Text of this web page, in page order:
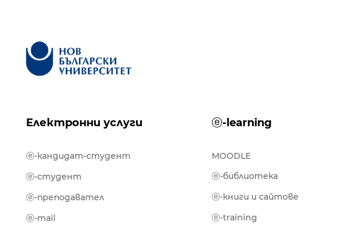
Електронни услуги ⓔ-learning
ⓔ-кандидат-студент
ⓔ-студент
ⓔ-преподавател
ⓔ-mail
MOODLE
ⓔ-библиотека
ⓔ-книги и сайтове
ⓔ-training